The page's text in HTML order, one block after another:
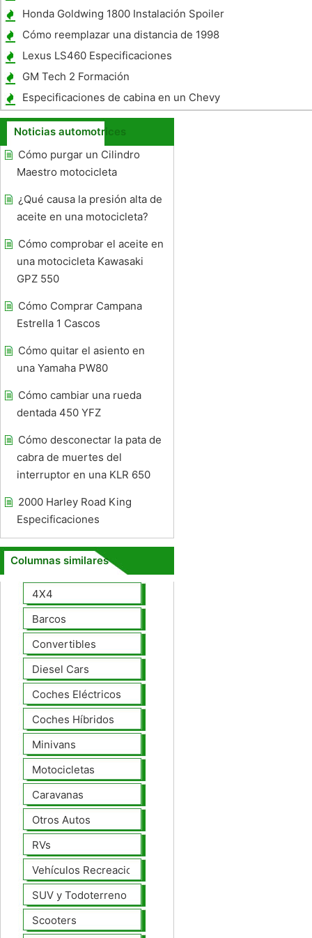
motor
Honda Goldwing 1800 Instalación Spoiler
Cómo reemplazar una distancia de 1998
Volkswagen Cabrio
Lexus LS460 Especificaciones
GM Tech 2 Formación
Especificaciones de cabina en un Chevy
Truck 1993
Noticias automotrices
Cómo purgar un Cilindro
Maestro motocicleta
¿Qué causa la presión alta de
aceite en una motocicleta?
Cómo comprobar el aceite en
una motocicleta Kawasaki
GPZ 550
Cómo Comprar Campana
Estrella 1 Cascos
Cómo quitar el asiento en
una Yamaha PW80
Cómo cambiar una rueda
dentada 450 YFZ
Cómo desconectar la pata de
cabra de muertes del
interruptor en una KLR 650
2000 Harley Road King
Especificaciones
Columnas similares
4X4
Barcos
Convertibles
Diesel Cars
Coches Eléctricos
Coches Híbridos
Minivans
Motocicletas
Caravanas
Otros Autos
RVs
Vehículos Recreacionales
SUV y Todoterreno
Scooters